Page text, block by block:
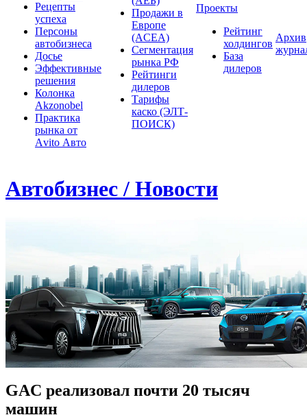
Рецепты
успеха
Персоны
автобизнеса
Досье
Эффективные
решения
Колонка
Akzonobel
Практика
рынка от
Аvito Авто
Продажи в
Европе
(ACEA)
Сегментация
рынка РФ
Рейтинги
дилеров
Тарифы
каско (ЭЛТ-
ПОИСК)
Проекты
Рейтинг
холдингов
База
дилеров
Архив
Автобизнес / Новости
GAC реализовал почти 20 тысяч
машин